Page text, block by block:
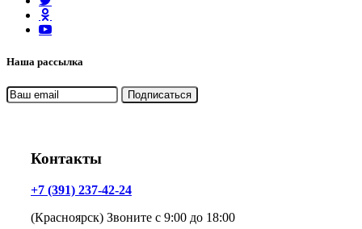
Наша рассылка
Контакты
+7 (391) 237-42-24
(Красноярск) Звоните с 9:00 до 18:00